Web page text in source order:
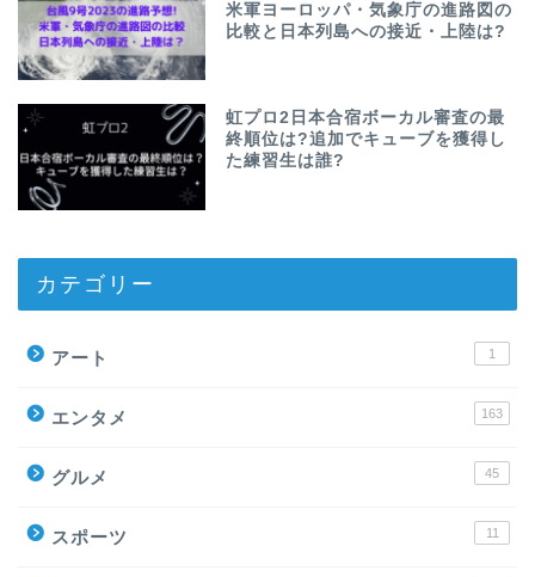
米軍ヨーロッパ・気象庁の進路図の
比較と日本列島への接近・上陸は?
虹プロ2日本合宿ボーカル審査の最
終順位は?追加でキューブを獲得し
た練習生は誰?
カテゴリー
アート 1
エンタメ 163
グルメ 45
スポーツ 11